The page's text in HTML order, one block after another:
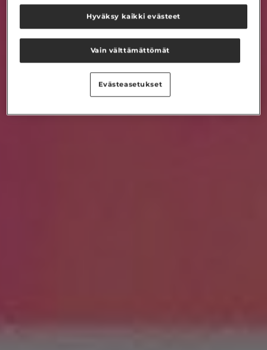
Vain välttämättömät
Hyväksy kaikki evästeet
Evästeasetukset